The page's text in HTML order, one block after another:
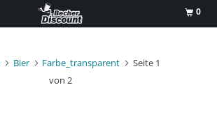
Bier Farbe_transparent
Seite 1
von 2
0